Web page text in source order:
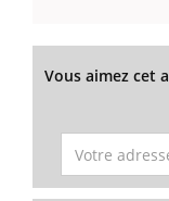
Vous aimez cet